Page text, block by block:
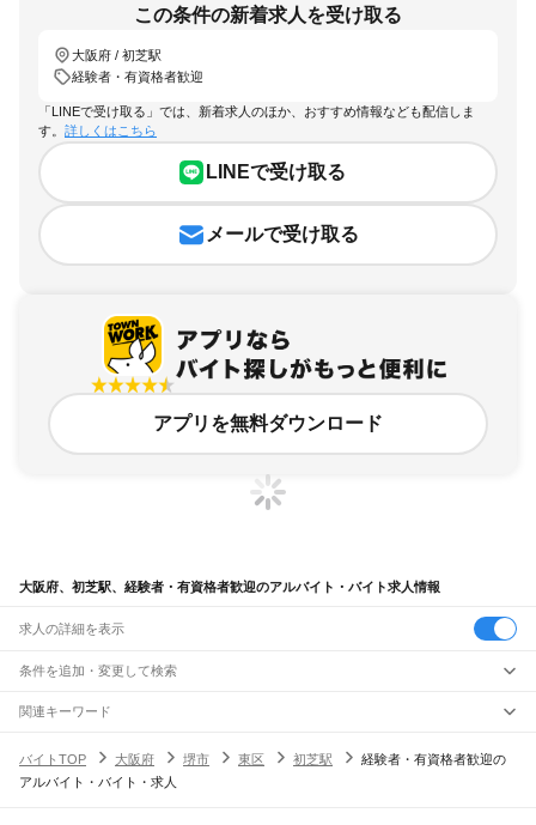
この条件の新着求人を受け取る
大阪府 / 初芝駅
経験者・有資格者歓迎
「LINEで受け取る」では、新着求人のほか、おすすめ情報なども配信しま
す。 詳しくはこちら
LINEで受け取る
メールで受け取る
アプリを無料ダウンロード
大阪府、初芝駅、経験者・有資格者歓迎のアルバイト・バイト求人情報
求人の詳細を表示
条件を追加・変更して検索
市区町村を追加・変更
大阪府すべて
大阪市 すべて
駅を追加・変更
職種を追加・変更
関連キーワード
バイトTOP
大阪府 堺市 東区 初芝駅
経験者・有資格者歓迎の
アルバイト・バイト・求人